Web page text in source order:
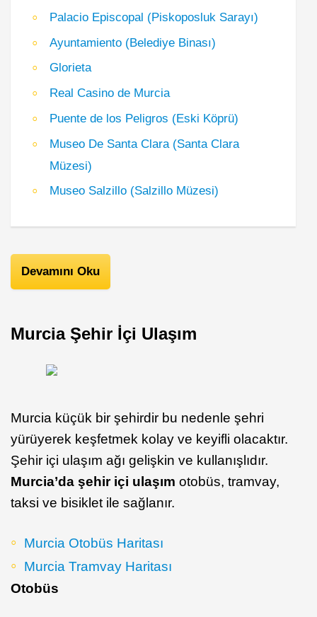
Palacio Episcopal (Piskoposluk Sarayı)
Ayuntamiento (Belediye Binası)
Glorieta
Real Casino de Murcia
Puente de los Peligros (Eski Köprü)
Museo De Santa Clara (Santa Clara
Müzesi)
Museo Salzillo (Salzillo Müzesi)
Devamını Oku
Murcia Şehir İçi Ulaşım
Murcia küçük bir şehirdir bu nedenle şehri
yürüyerek keşfetmek kolay ve keyifli olacaktır.
Şehir içi ulaşım ağı gelişkin ve kullanışlıdır.
Murcia’da şehir içi ulaşım otobüs, tramvay,
taksi ve bisiklet ile sağlanır.
Murcia Otobüs Haritası
Murcia Tramvay Haritası
Otobüs